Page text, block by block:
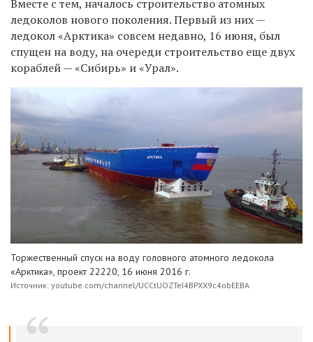
Вместе с тем, началось строительство атомных
ледоколов нового поколения. Первый из них —
ледокол «Арктика» совсем недавно, 16 июня, был
спущен на воду, на очереди строительство еще двух
кораблей — «Сибирь» и «Урал».
Торжественный спуск на воду головного атомного ледокола
«Арктика», проект 22220, 16 июня 2016 г.
Источник: youtube.com/channel/UCCtUOZTeI4BPXX9c4obEEBA